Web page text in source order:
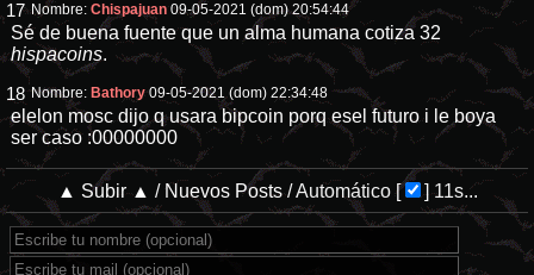
17 Nombre:Chispajuan 09-05-2021 (dom) 20:54:44
Sé de buena fuente que un alma humana cotiza 32
hispacoins.
18 Nombre: Bathory 09-05-2021 (dom) 22:34:48
elelon mosc dijo q usara bipcoin porq esel futuro i le boya
ser caso :00000000
▲ Subir ▲ / Nuevos Posts/Automático[ ] 11s...